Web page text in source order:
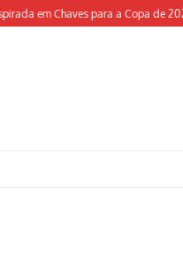
em Chaves para a Copa de 2026